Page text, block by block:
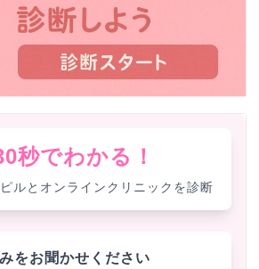
秒でわかる！
ルとオンラインクリニックを診断
をお聞かせください